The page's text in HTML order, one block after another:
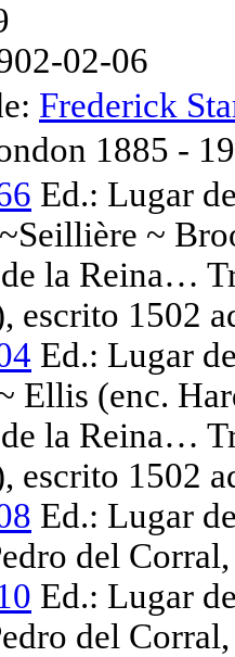
02-06
Frederick
1885 -
Ed.: Lugar
~
la Reina…
escrito 1502
Ed.: Lugar
Ellis (enc.
la Reina…
escrito 1502
Ed.: Lugar
del
Ed.: Lugar
del